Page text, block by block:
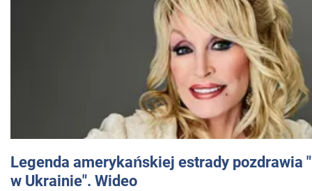
Legenda amerykańskiej estrady pozdrawia
w Ukrainie". Wideo